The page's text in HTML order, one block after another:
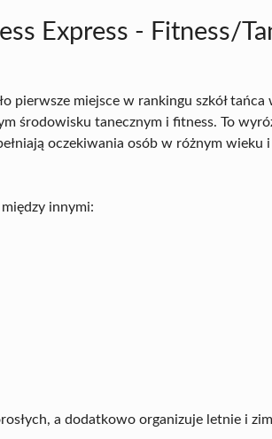
Express - Fitness/
pierwsze miejsce w rankingu szkół
środowisku tanecznym i fitness. To
oczekiwania osób w różnym wieku
innymi:
a dodatkowo organizuje letnie i